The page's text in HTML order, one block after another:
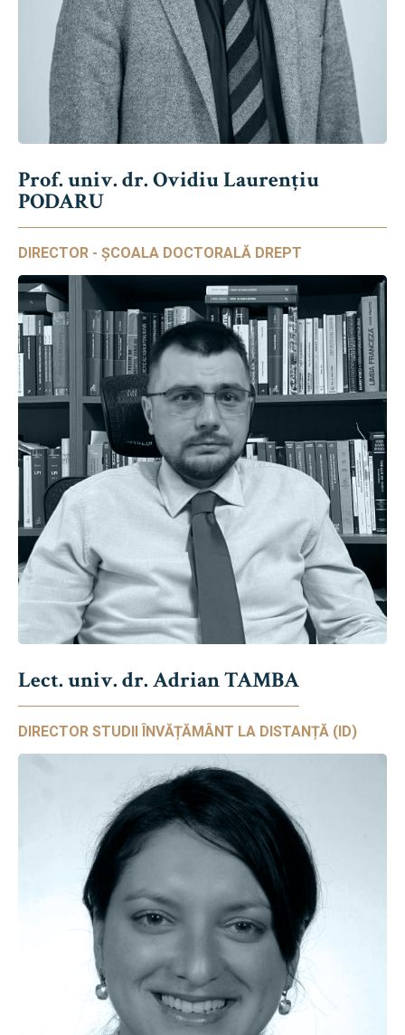
Prof. univ. dr. Ovidiu Laurențiu
PODARU
DIRECTOR - ȘCOALA DOCTORALĂ DREPT
Lect. univ. dr. Adrian TAMBA
DIRECTOR STUDII ÎNVĂȚĂMÂNT LA DISTANȚĂ (ID)